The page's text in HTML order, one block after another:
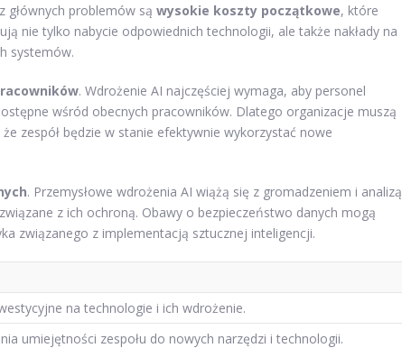
głównych problemów są wysokie koszty początkowe, które
nie tylko nabycie odpowiednich technologii, ale także nakłady na
systemów.
. Wdrożenie AI najczęściej wymaga, aby personel
wśród obecnych pracowników. Dlatego organizacje muszą
zespół będzie w stanie efektywnie wykorzystać nowe
. Przemysłowe wdrożenia AI wiążą się z gromadzeniem i analizą
z ich ochroną. Obawy o bezpieczeństwo danych mogą
związanego z implementacją sztucznej inteligencji.
na technologie i ich wdrożenie.
umiejętności zespołu do nowych narzędzi i technologii.